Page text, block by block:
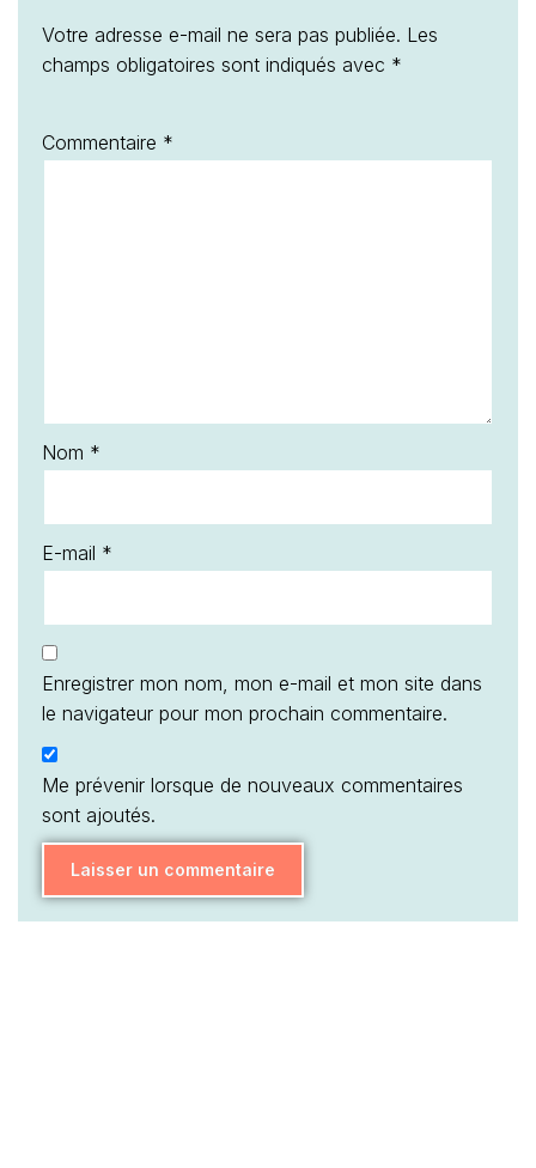
Votre adresse e-mail ne sera pas publiée. Les
champs obligatoires sont indiqués avec *
Commentaire *
Nom *
E-mail *
Enregistrer mon nom, mon e-mail et mon site dans
le navigateur pour mon prochain commentaire.
Me prévenir lorsque de nouveaux commentaires
sont ajoutés.